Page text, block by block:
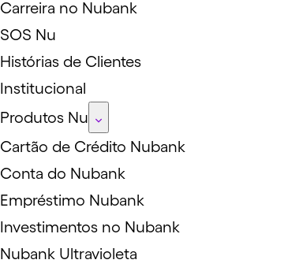
Carreira no Nubank
SOS Nu
Histórias de Clientes
Institucional
Produtos Nu
Cartão de Crédito Nubank
Conta do Nubank
Empréstimo Nubank
Investimentos no Nubank
Nubank Ultravioleta